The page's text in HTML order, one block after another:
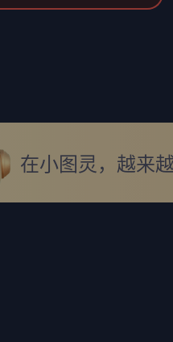
在小图灵，越来